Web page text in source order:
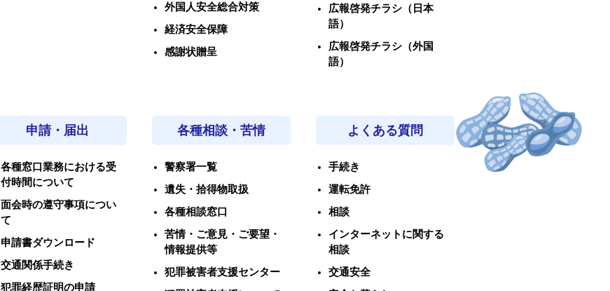
外国人安全総合対策
経済安全保障
感謝状贈呈
広報啓発チラシ（日本
語）
広報啓発チラシ（外国
語）
申請・届出
各種窓口業務における受
付時間について
面会時の遵守事項につい
て
申請書ダウンロード
交通関係手続き
犯罪経歴証明の申請
各種相談・苦情
警察署一覧
遺失・拾得物取扱
各種相談窓口
苦情・ご意見・ご要望・
情報提供等
犯罪被害者支援センター
よくある質問
手続き
運転免許
相談
インターネットに関する
相談
交通安全